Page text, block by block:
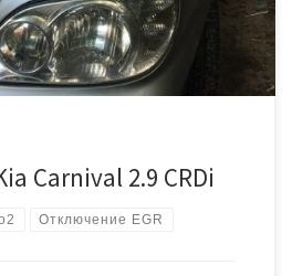
прошивки в которой отключен EGR и
Carnival 2.9 CRDi
Отключение EGR